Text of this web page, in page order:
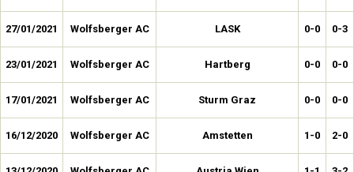
27/01/2021 Wolfsberger AC LASK 0-0 0-3
23/01/2021 Wolfsberger AC Hartberg 0-0 0-0
17/01/2021 Wolfsberger AC Sturm Graz 0-0 0-0
16/12/2020 Wolfsberger AC Amstetten 1-0 2-0